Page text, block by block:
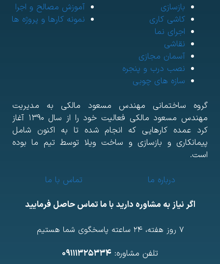
بازسازی
کاشی کاری
اجرای نما
نقاشی
آسمان مجازی
نصب درب و پنجره
سازه های چوبی
آموزش مصالح و اجرا
نمونه کارها و پروژه ها
ساختمانی مهندس مسعود مالکی به مدیریت
مهندس مسعود مالکی فعالیت خود را از سال ۱۳۹۰ آغاز
عمده کارهایی که انجام شده تا به اکنون شامل
و بازسازی و ساخت ویلا توسط تیم ما بوده
درباره ما
تماس با ما
اگر نیاز به مشاوره دارید با ما تماس حاصل فرمایید
تلفن مشاوره:۰۹۱۱۱۳۲۵۳۳۴